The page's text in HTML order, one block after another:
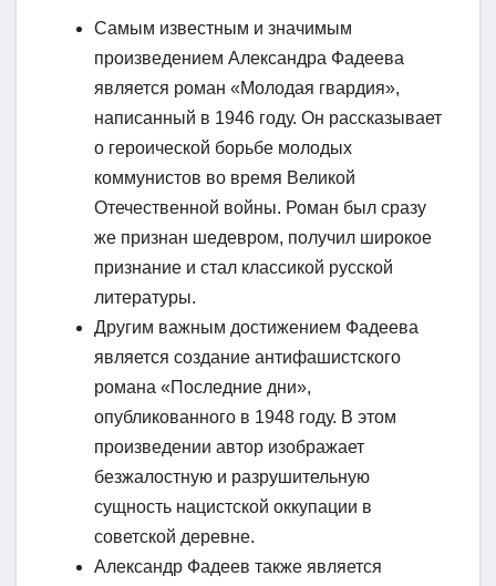
Самым известным и значимым
произведением Александра Фадеева
является роман «Молодая гвардия»,
написанный в 1946 году. Он рассказывает
о героической борьбе молодых
коммунистов во время Великой
Отечественной войны. Роман был сразу
же признан шедевром, получил широкое
признание и стал классикой русской
литературы.
Другим важным достижением Фадеева
является создание антифашистского
романа «Последние дни»,
опубликованного в 1948 году. В этом
произведении автор изображает
безжалостную и разрушительную
сущность нацистской оккупации в
советской деревне.
Александр Фадеев также является